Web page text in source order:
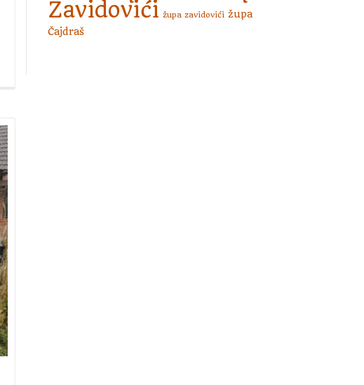
Zavidovići župa zavidovići župa
Čajdraš